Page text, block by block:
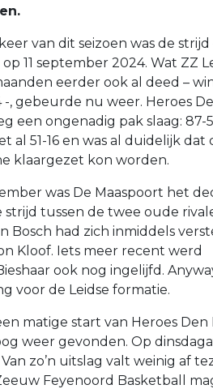
van dit seizoen was de
11 september 2024. Wat ZZ
eerder ook al deed –
-, gebeurde nu weer. Heroes
een ongenadig pak slaag: 87-
al 51-16 en was al duidelijk dat
klaargezet kon worden.
was De Maaspoort het
strijd tussen de twee oude
Bosch had zich inmiddels
Kloof. Iets meer recent werd
ook nog ingelijfd.
voor de Leidse formatie.
matige start van Heroes
weer gevonden. Op
zo’n uitslag valt weinig af
Feyenoord Basketball